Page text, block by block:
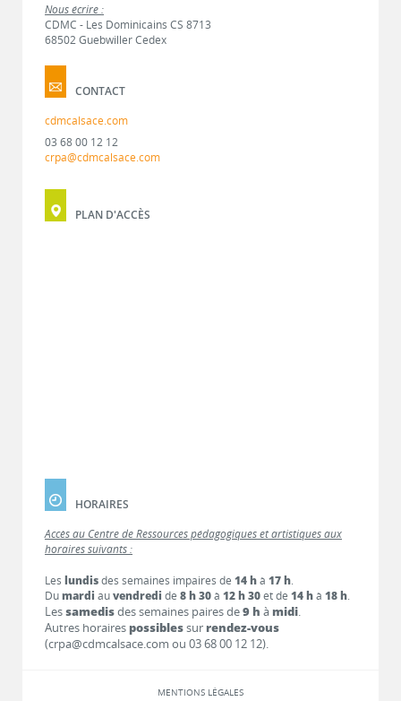
Nous écrire :
CDMC - Les Dominicains CS 8713
68502 Guebwiller Cedex
CONTACT
cdmcalsace.com
03 68 00 12 12
crpa@cdmcalsace.com
PLAN D'ACCÈS
HORAIRES
Accès au Centre de Ressources pédagogiques et artistiques aux
horaires suivants :
Les lundisdes semaines impaires de 14 hà 17 h.
Dumardi auvendredi de 8 h 30à 12 h 30et de 14 hà 18 h.
Lessamedisdes semaines paires de9 h à midi.
Autres horaires possiblessur rendez-vous
(crpa@cdmcalsace.com ou 03 68 00 12 12).
MENTIONS LÉGALES